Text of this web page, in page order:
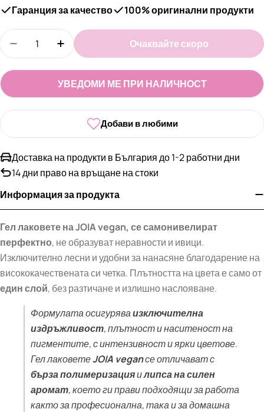
Гаранция за качество 100% оригинални продукти
Намали количеството за Гел лак 028 JOIA
Увеличи количеството за Гел лак 028
Очаквайте скоро
УВЕДОМИ МЕ ПРИ НАЛИЧНОСТ
Добави в любими
Доставка на продукти в България до 1-2 работни дни
14 дни право на връщане на стоки
Информация за продукта
Гел лаковете на JOIA vegan, се самонивелират
перфектно, не образуват неравности и ивици.
Изключително лесни и удобни за нанасяне благодарение на
висококачествената си четка. Плътността на цвета е само от
един слой, без разтичане и излишно наслояване.
Формулата осигуряваизключителна
издръжливост, плътност и наситеност на
пигментите, с интензивност и ярки цветове.
Гел лаковетеJOIA veganсе отличават с
бърза полимеризацияилипса на силен
аромат, което ги прави подходящи за работа
както за професионална, така и за домашна